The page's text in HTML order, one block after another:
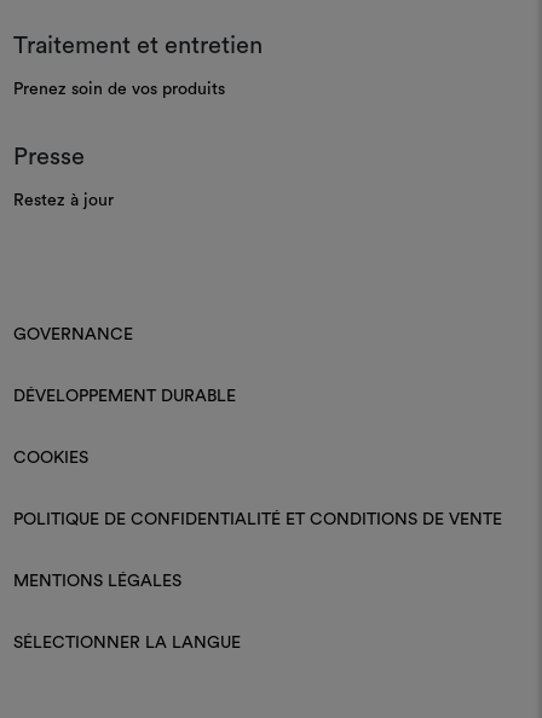
Traitement et entretien
Prenez soin de vos produits
Presse
Restez à jour
GOVERNANCE
DÉVELOPPEMENT DURABLE
COOKIES
POLITIQUE DE CONFIDENTIALITÉ ET CONDITIONS DE VENTE
MENTIONS LÉGALES
SÉLECTIONNER LA LANGUE